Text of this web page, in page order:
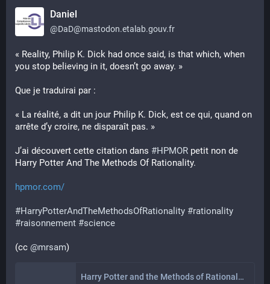
Daniel
@DaD@mastodon.etalab.gouv.fr
« Reality, Philip K. Dick had once said, is that which, when
you stop believing in it, doesn’t go away. »
Que je traduirai par :
« La réalité, a dit un jour Philip K. Dick, est ce qui, quand on
arrête d’y croire, ne disparaît pas. »
J’ai découvert cette citation dans #HPMOR petit non de
Harry Potter And The Methods Of Rationality.
hpmor.com/
#HarryPotterAndTheMethodsOfRationality #rationality
#raisonnement #science
(cc @mrsam)
Harry Potter and the Methods of Rationality